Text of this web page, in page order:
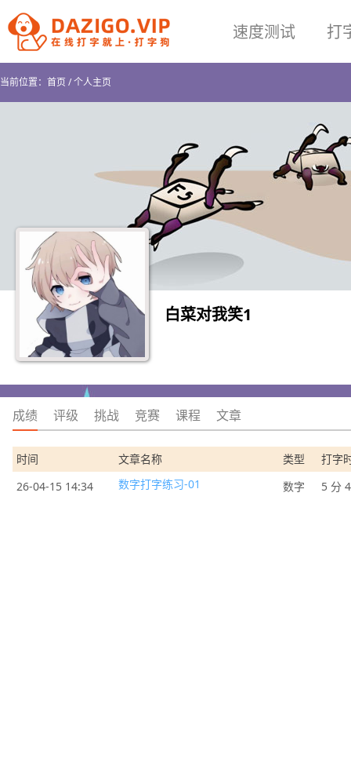
速度测试 打
当前位置： 首页/个人主页
白菜对我笑1
成绩 评级 挑战 竞赛 课程 文章
时间 文章名称 类型
打字
26-04-15 14:34
数字打字练习-01 数字 5 分